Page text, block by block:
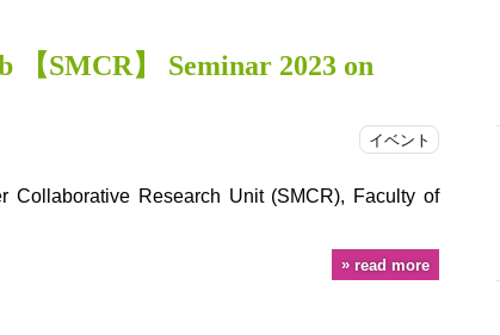
【SMCR】 Seminar 2023 on
イベント
Collaborative Research Unit (SMCR), Faculty of
read more